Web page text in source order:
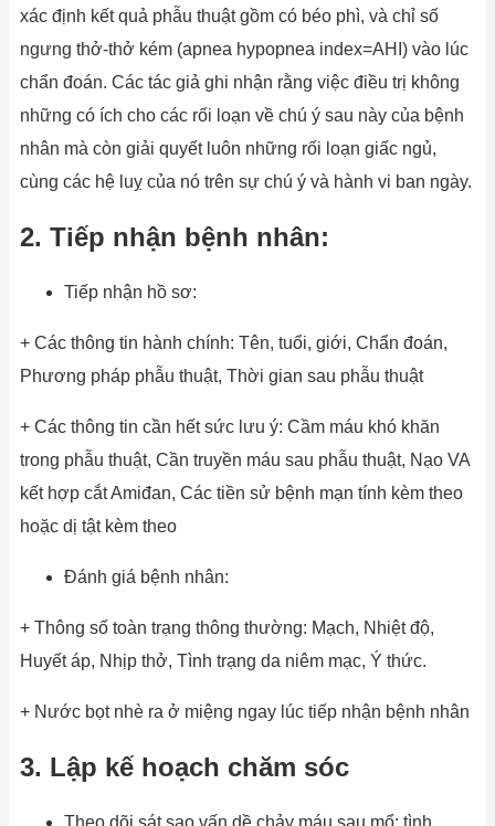
xác định kết quả phẫu thuật gồm có béo phì, và chỉ số
ngưng thở-thở kém (apnea hypopnea index=AHI) vào lúc
chẩn đoán. Các tác giả ghi nhận rằng việc điều trị không
những có ích cho các rối loạn về chú ý sau này của bệnh
nhân mà còn giải quyết luôn những rối loạn giấc ngủ,
cùng các hệ luỵ của nó trên sự chú ý và hành vi ban ngày.
2. Tiếp nhận bệnh nhân:
Tiếp nhận hồ sơ:
+ Các thông tin hành chính: Tên, tuổi, giới, Chẩn đoán,
Phương pháp phẫu thuật, Thời gian sau phẫu thuật
+ Các thông tin cần hết sức lưu ý: Cầm máu khó khăn
trong phẫu thuật, Cần truyền máu sau phẫu thuật, Nạo VA
kết hợp cắt Amiđan, Các tiền sử bệnh mạn tính kèm theo
hoặc dị tật kèm theo
Đánh giá bệnh nhân:
+ Thông số toàn trạng thông thường: Mạch, Nhiệt độ,
Huyết áp, Nhịp thở, Tình trạng da niêm mạc, Ý thức.
+ Nước bọt nhè ra ở miệng ngay lúc tiếp nhận bệnh nhân
3. Lập kế hoạch chăm sóc
Theo dõi sát sao vấn dề chảy máu sau mổ: tình